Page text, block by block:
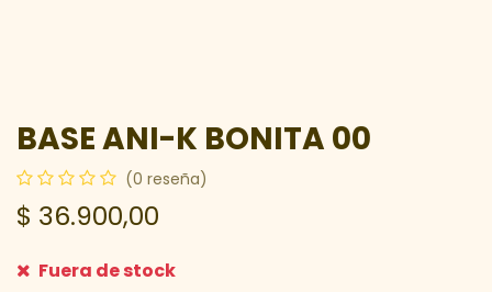
BASE ANI-K BONITA 00
(0 reseña)
$ 36.900,00
Fuera de stock